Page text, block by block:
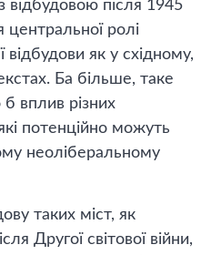
відбудовою після 1945
центральної ролі
як у східному,
Ба більше, таке
вплив різних
потенційно можуть
неоліберальному
таких міст, як
Другої світової війни,